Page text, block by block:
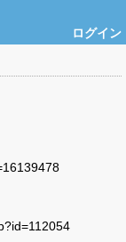
ログイン